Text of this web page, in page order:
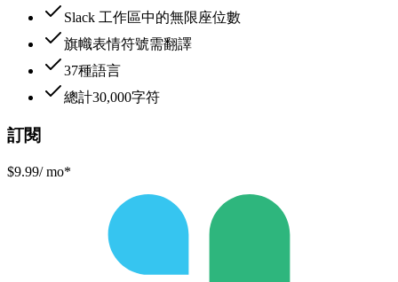
Slack 工作區中的無限座位數
旗幟表情符號需翻譯
37種語言
總計30,000字符
訂閱
$9.99/ mo*